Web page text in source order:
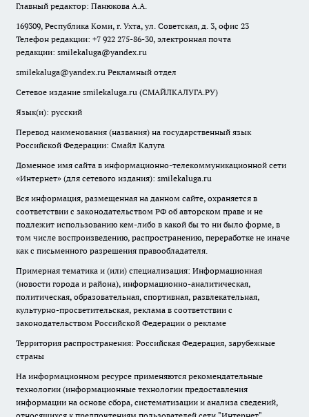
Главный редактор: Панюкова А.А.
169309, Республика Коми, г. Ухта, ул. Советская, д. 3, офис 23
Телефон редакции: +7 922 275-86-30, электронная почта
редакции: smilekaluga@yandex.ru
smilekaluga@yandex.ru Рекламный отдел
Сетевое издание smilekaluga.ru (СМАЙЛКАЛУГА.РУ)
Язык(и): русский
Перевод наименования (названия) на государственный язык
Российской Федерации: Смайл Калуга
Доменное имя сайта в информационно-телекоммуникационной сети
«Интернет» (для сетевого издания): smilekaluga.ru
Вся информация, размещенная на данном сайте, охраняется в
соответствии с законодательством РФ об авторском праве и не
подлежит использованию кем-либо в какой бы то ни было форме, в
том числе воспроизведению, распространению, переработке не иначе
как с письменного разрешения правообладателя.
Примерная тематика и (или) специализация: Информационная
(новости города и района), информационно-аналитическая,
политическая, образовательная, спортивная, развлекательная,
культурно-просветительская, реклама в соответствии с
законодательством Российской Федерации о рекламе
Территория распространения: Российская Федерация, зарубежные
страны
На информационном ресурсе применяются рекомендательные
технологии (информационные технологии предоставления
информации на основе сбора, систематизации и анализа сведений,